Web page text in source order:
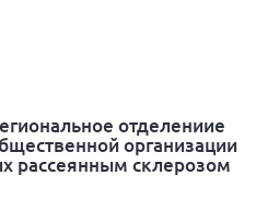
отделениие
организации
рассеянным склерозом